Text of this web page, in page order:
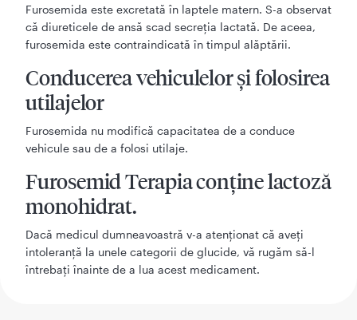
Furosemida este excretată în laptele matern. S-a observat
că diureticele de ansă scad secreţia lactată. De aceea,
furosemida este contraindicată în timpul alăptării.
Conducerea vehiculelor şi folosirea
utilajelor
Furosemida nu modifică capacitatea de a conduce
vehicule sau de a folosi utilaje.
Furosemid Terapia conţine lactoză
monohidrat.
Dacă medicul dumneavoastră v-a atenţionat că aveţi
intoleranţă la unele categorii de glucide, vă rugăm să-l
întrebaţi înainte de a lua acest medicament.